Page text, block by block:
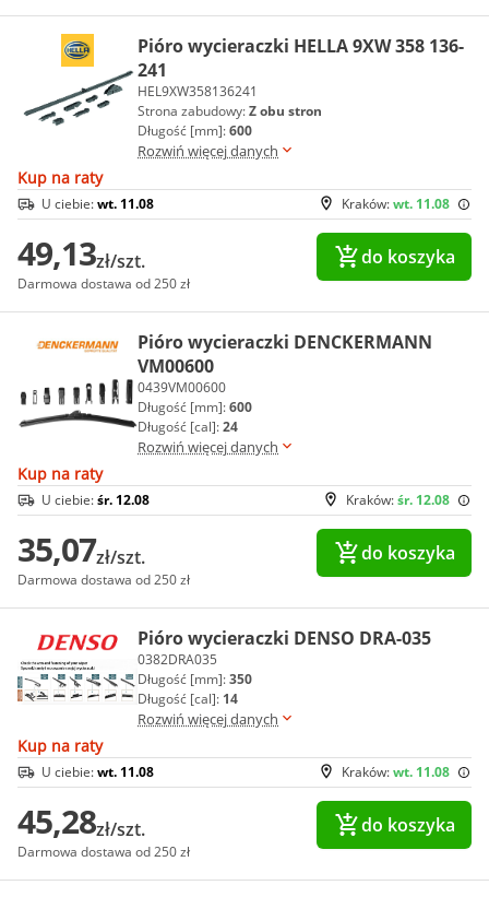
Pióro wycieraczki HELLA 9XW 358 136-
241
HEL9XW358136241
Strona zabudowy:Z obu stron
Długość [mm]:600
Rozwiń więcej danych
Kup na raty
Kraków:wt. 11.08
U ciebie:wt. 11.08
49,13zł/szt.
Darmowa dostawa od 250 zł
do koszyka
Pióro wycieraczki DENCKERMANN
VM00600
0439VM00600
Długość [mm]:600
Długość [cal]:24
Rozwiń więcej danych
Kup na raty
Kraków:śr. 12.08
U ciebie:śr. 12.08
35,07zł/szt.
Darmowa dostawa od 250 zł
do koszyka
Pióro wycieraczki DENSO DRA-035
0382DRA035
Długość [mm]:350
Długość [cal]: 14
Rozwiń więcej danych
Kup na raty
Kraków:wt. 11.08
U ciebie:wt. 11.08
45,28zł/szt.
Darmowa dostawa od 250 zł
do koszyka